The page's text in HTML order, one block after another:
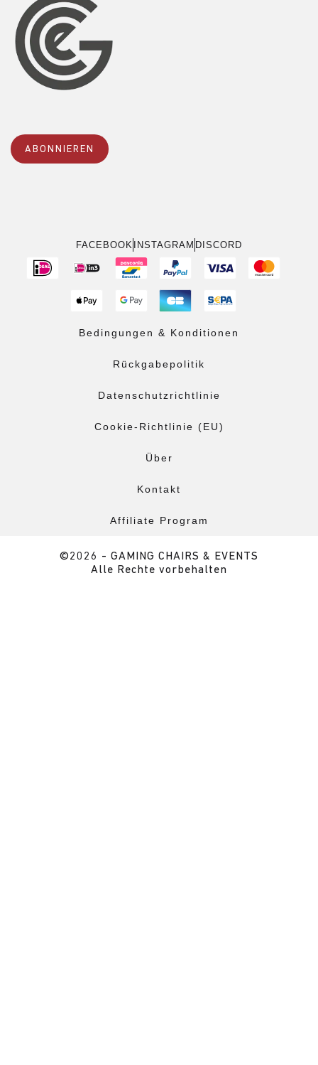
ABONNIEREN
FACEBOOK INSTAGRAM DISCORD
Bedingungen & Konditionen
Rückgabepolitik
Datenschutzrichtlinie
Cookie-Richtlinie (EU)
Über
Kontakt
Affiliate Program
©2026 - GAMING CHAIRS & EVENTS
Alle Rechte vorbehalten